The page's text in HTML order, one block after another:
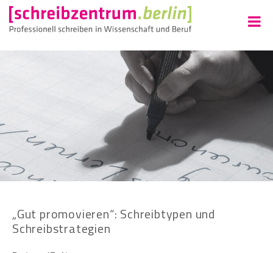
„Gut promovieren“: Schreibtypen und
Schreibstrategien